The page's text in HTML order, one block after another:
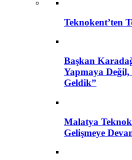
Teknokent’ten
Başkan
Yapmaya
Geldik”
Malatya
Gelişmeye